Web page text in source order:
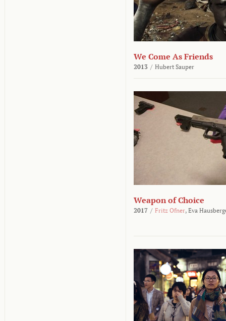
We Come As Friends
2013 / Hubert Sauper
Weapon of Choice
2017 / Fritz Ofner, Eva